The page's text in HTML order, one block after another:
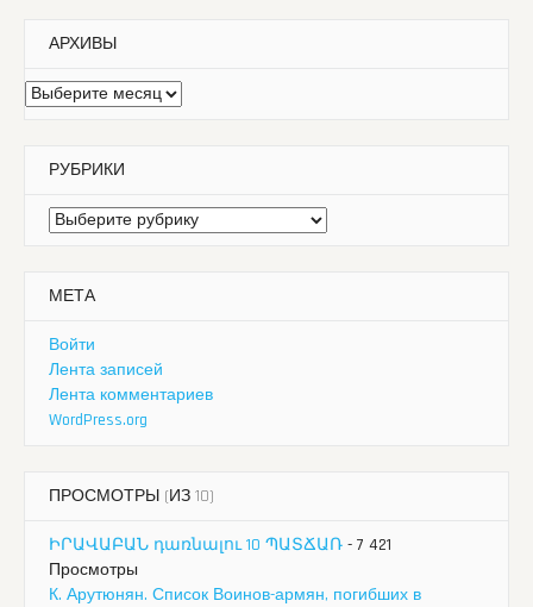
АРХИВЫ
Архивы
РУБРИКИ
Рубрики
МЕТА
Войти
Лента записей
Лента комментариев
WordPress.org
ПРОСМОТРЫ (ИЗ 10)
ԻՐԱՎԱԲԱՆ դառնալու 10 ՊԱՏՃԱՌ - 7 421
Просмотры
К. Арутюнян. Список Воинов-армян, погибших в